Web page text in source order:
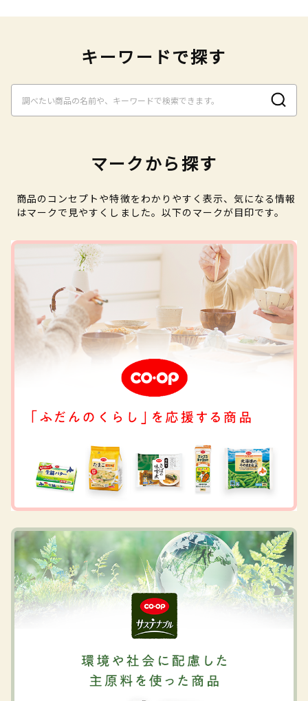
キーワードで探す
マークから探す
商品のコンセプトや特徴をわかりやすく表示、気になる情報
はマークで見やすくしました。以下のマークが目印です。